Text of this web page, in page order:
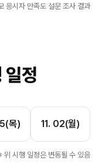
시자 만족도 설문 조사 결과
일정
목) 11. 02(월)
위 시행 일정은 변동될 수 있음